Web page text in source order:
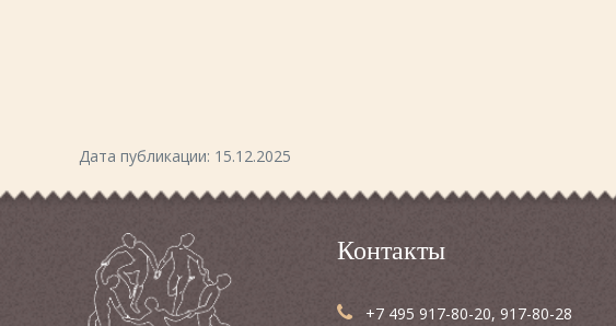
Дата публикации: 15.12.2025
Контакты
+7 495 917-80-20, 917-80-28